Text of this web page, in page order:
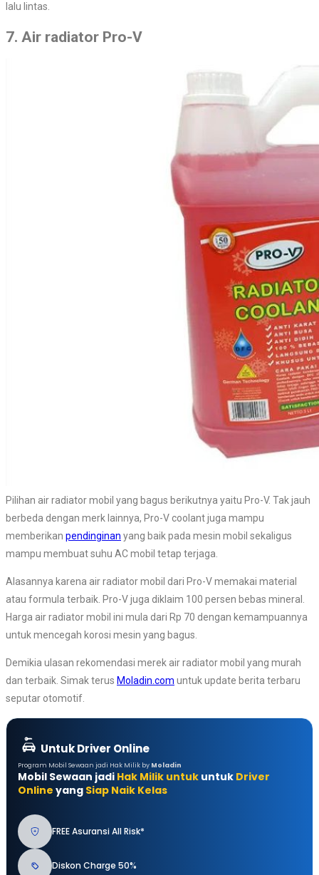
lalu lintas.
7. Air radiator Pro-V
Pilihan air radiator mobil yang bagus berikutnya yaitu Pro-V. Tak jauh
berbeda dengan merk lainnya, Pro-V coolant juga mampu
memberikan pendinginan yang baik pada mesin mobil sekaligus
mampu membuat suhu AC mobil tetap terjaga.
Alasannya karena air radiator mobil dari Pro-V memakai material
atau formula terbaik. Pro-V juga diklaim 100 persen bebas mineral.
Harga air radiator mobil ini mula dari Rp 70 dengan kemampuannya
untuk mencegah korosi mesin yang bagus.
Demikia ulasan rekomendasi merek air radiator mobil yang murah
dan terbaik. Simak terus Moladin.com untuk update berita terbaru
seputar otomotif.
Untuk Driver Online
Program Mobil Sewaan jadi Hak Milik by Moladin
Mobil Sewaan jadi Hak Milik untuk untuk Driver
Online yang Siap Naik Kelas
FREE Asuransi All Risk*
Diskon Charge 50%